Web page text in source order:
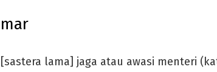
mar
[sastera lama] jaga atau awasi menteri